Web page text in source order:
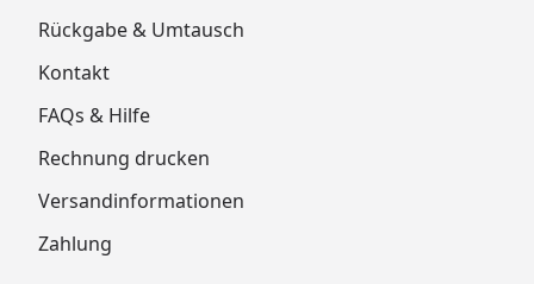
Rückgabe & Umtausch
Kontakt
FAQs & Hilfe
Rechnung drucken
Versandinformationen
Zahlung